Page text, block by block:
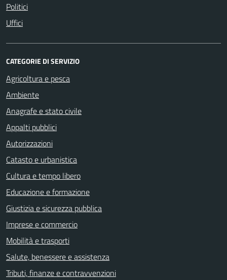
Politici
Uffici
CATEGORIE DI SERVIZIO
Agricoltura e pesca
Ambiente
Anagrafe e stato civile
Appalti pubblici
Autorizzazioni
Catasto e urbanistica
Cultura e tempo libero
Educazione e formazione
Giustizia e sicurezza pubblica
Imprese e commercio
Mobilità e trasporti
Salute, benessere e assistenza
Tributi, finanze e contravvenzioni